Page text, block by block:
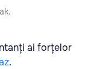
ai forțelor
.